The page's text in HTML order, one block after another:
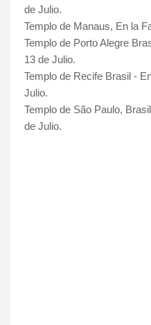
de Julio.
Templo de Manaus, En la
Templo de Porto Alegre
13 de Julio.
Templo de Recife Brasil -
Julio.
Templo de São Paulo,
de Julio.